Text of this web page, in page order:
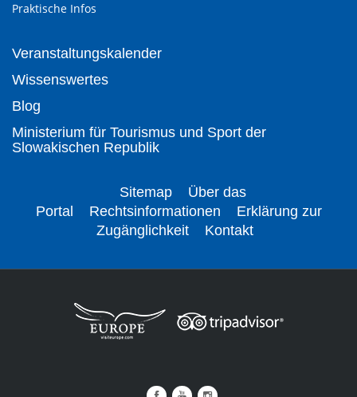
Praktische Infos
Veranstaltungskalender
Wissenswertes
Blog
Ministerium für Tourismus und Sport der
Slowakischen Republik
Sitemap
Über das
Portal
Rechtsinformationen
Erklärung zur
Zugänglichkeit
Kontakt